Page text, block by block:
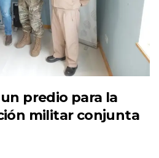
predio para la
militar conjunta